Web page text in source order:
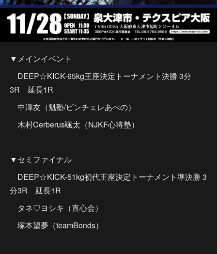
▼メインイベント
DEEP☆KICK-65kg王座決定トーナメント決勝 3分
3R 延長1R
中澤友（魁塾/ビンチェレあべの）
木村Cerberus颯太（NJKF心将塾）
▼セミファイナル
DEEP☆KICK-51kg初代王座決定トーナメント準決勝 3
分3R 延長1R
タネ♡ヨシキ（直心会）
塚本望夢（teamBonds）